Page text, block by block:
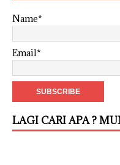
Name*
Email*
LAGI CARI APA ?